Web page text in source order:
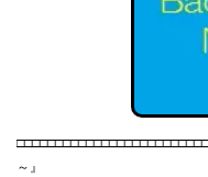
～』